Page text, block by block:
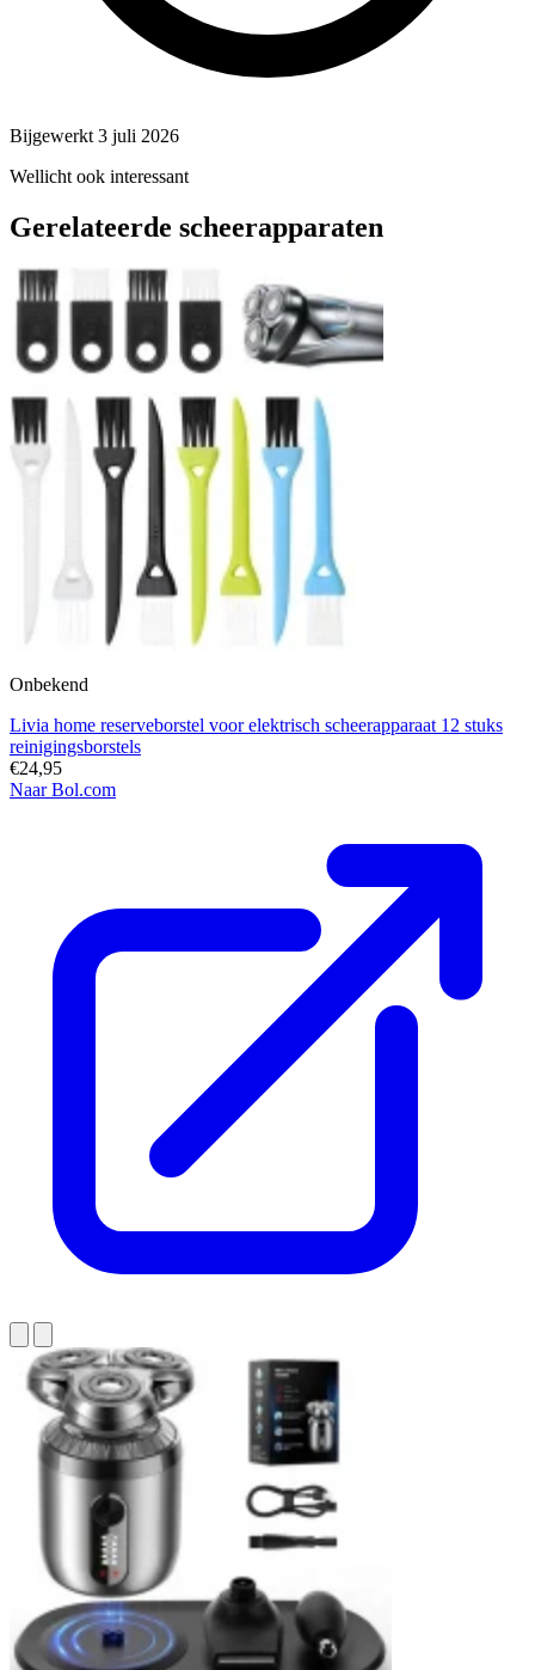
Bijgewerkt 3 juli 2026
Wellicht ook interessant
Gerelateerde scheerapparaten
Onbekend
Livia home reserveborstel voor elektrisch scheerapparaat 12 stuks
reinigingsborstels
€24,95
Naar Bol.com